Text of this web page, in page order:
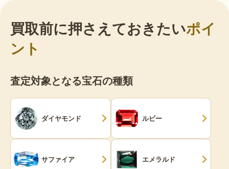
買取前に押さえておきたいポイ
ント
査定対象となる宝石の種類
ダイヤモンド ルビー
サファイア エメラルド